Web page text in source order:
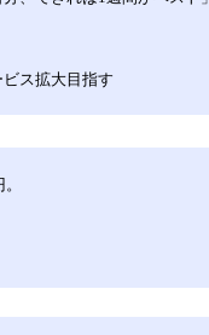
ス拡大目指す